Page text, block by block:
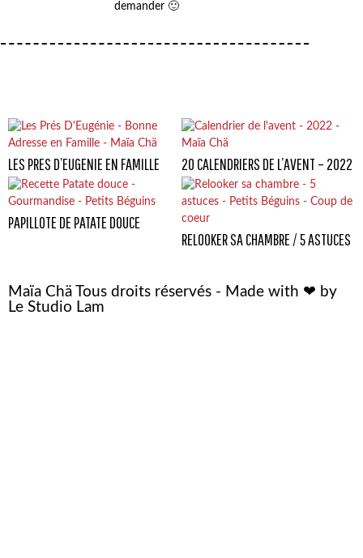
demander 🙂
LES PRES D’EUGENIE EN FAMILLE 20 CALENDRIERS DE L’AVENT – 2022
PAPILLOTE DE PATATE DOUCE
RELOOKER SA CHAMBRE / 5 ASTUCES
Maïa Chä Tous droits réservés - Made with ❤ by
Le Studio Lam